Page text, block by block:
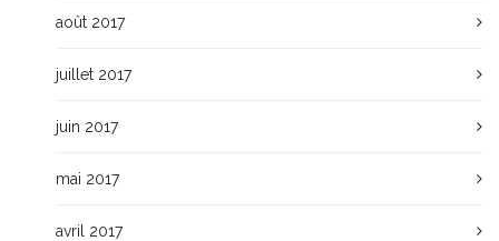
août 2017
juillet 2017
juin 2017
mai 2017
avril 2017